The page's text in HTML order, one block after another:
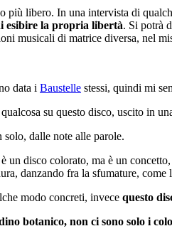
libero. In una intervista di
esibire la propria libertà. Si potrà
musicali di matrice diversa, nel
data i Baustelle stessi, quindi mi
su questo disco, uscito in
solo, dalle note alle parole.
un disco colorato, ma è un
danzando fra la sfumature,
modo concreti, invece questo
botanico, non ci sono solo i